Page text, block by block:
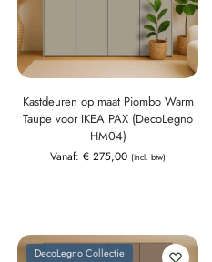
Kastdeuren op maat Piombo Warm
Taupe voor IKEA PAX (DecoLegno
HM04)
Vanaf: € 275,00 (incl. btw)
DecoLegno Collectie